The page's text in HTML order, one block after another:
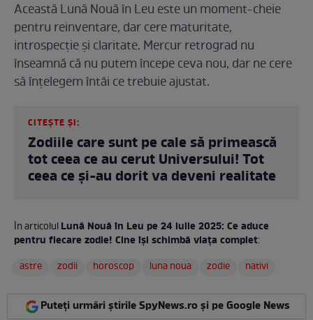
Această Lună Nouă în Leu este un moment-cheie
pentru reinventare, dar cere maturitate,
introspecție și claritate. Mercur retrograd nu
înseamnă că nu putem începe ceva nou, dar ne cere
să înțelegem întâi ce trebuie ajustat.
CITEȘTE ȘI:
Zodiile care sunt pe cale să primească
tot ceea ce au cerut Universului! Tot
ceea ce și-au dorit va deveni realitate
În articolulLună Nouă în Leu pe 24 iulie 2025: Ce aduce
pentru fiecare zodie! Cine își schimbă viața complet:
astre
zodii horoscop luna noua zodie nativi
Puteți urmări știrile SpyNews.ro și pe Google News